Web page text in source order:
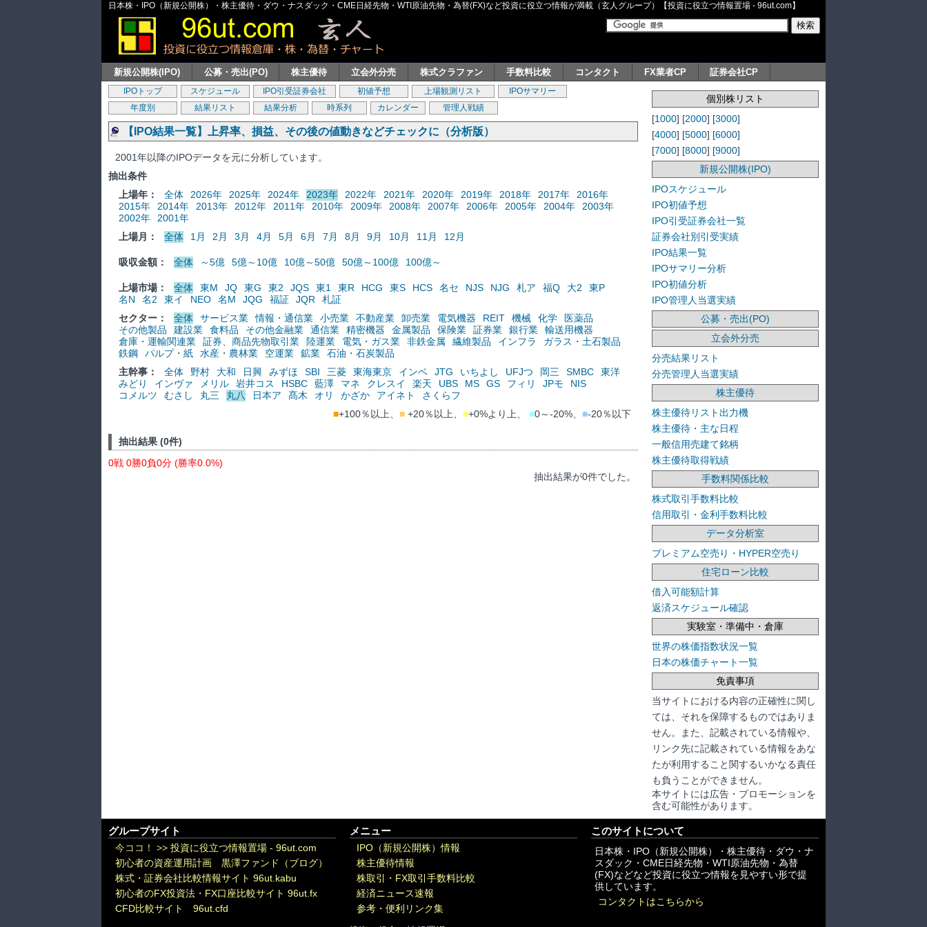
日本株・IPO（新規公開株）・株主優待・ダウ・ナスダック・CME日経先物・WTI原油先物・為替(FX)など投資に役立つ情報が満載（玄人グループ）【投資に役立つ情報置場 - 96ut.com】
新規公開株(IPO) 公募・売出(PO) 株主優待 立会外分売 株式クラファン 手数料比較 コンタクト FX業者CP 証券会社CP
IPOトップ スケジュール IPO引受証券会社 初値予想 上場観測リスト
IPOサマリー
年度別
結果リスト 結果分析 時系列 カレンダー 管理人戦績
【IPO結果一覧】上昇率、損益、その後の値動きなどチェックに（分析版）
2001年以降のIPOデータを元に分析しています。
抽出条件
上場年：
全体 2026年 2025年 2024年 2023年 2022年 2021年 2020年 2019年 2018年 2017年
2016年
2015年
2014年 2013年 2012年 2011年 2010年 2009年 2008年 2007年 2006年 2005年 2004年
2003年
2002年
2001年
上場月：
全体 1月 2月 3月 4月 5月 6月 7月 8月 9月 10月 11月 12月
吸収金額： 全体 ～5億 5億～10億 10億～50億 50億～100億 100億～
上場市場： 全体 東M JQ 東G 東2 JQS 東1 東R HCG 東S HCS 名セ NJS NJG 札ア 福Q 大2
東P
名N
名2 東イ NEO 名M JQG 福証 JQR
札証
セクター：
全体 サービス業 情報・通信業 小売業 不動産業 卸売業 電気機器 REIT 機械 化学
医薬品
その他製品
建設業 食料品 その他金融業 通信業 精密機器 金属製品 保険業 証券業 銀行業
輸送用機器
倉庫・運輸関連業
証券、商品先物取引業 陸運業 電気・ガス業 非鉄金属 繊維製品 インフラ
ガラス・土石製品
鉄鋼
パルプ・紙 水産・農林業 空運業 鉱業
石油・石炭製品
主幹事：
全体 野村 大和 日興 みずほ SBI 三菱 東海東京 インベ JTG いちよし UFJつ 岡三 SMBC
東洋
みどり
インヴァ メリル 岩井コス HSBC 藍澤 マネ クレスイ 楽天 UBS MS GS フィリ JPモ
NIS
コメルツ
むさし 丸三 丸八 日本ア 髙木 オリ かざか アイネト
さくらフ
■+100％以上、 ■+20％以上、 ■+0%より上、 ■0～-20%、 ■-20％以下
抽出結果 (0件)
0戦 0勝0負0分 (勝率0.0%)
抽出結果が0件でした。
個別株リスト
[1000] [2000] [3000]
[4000] [5000] [6000]
[7000] [8000] [9000]
新規公開株(IPO)
IPOスケジュール
IPO初値予想
IPO引受証券会社一覧
証券会社別引受実績
IPO結果一覧
IPOサマリー分析
IPO初値分析
IPO管理人当選実績
公募・売出(PO)
立会外分売
分売結果リスト
分売管理人当選実績
株主優待
株主優待リスト出力機
株主優待・主な日程
一般信用売建て銘柄
株主優待取得戦績
手数料関係比較
株式取引手数料比較
信用取引・金利手数料比較
データ分析室
プレミアム空売り・HYPER空売り
住宅ローン比較
借入可能額計算
返済スケジュール確認
実験室・準備中・倉庫
世界の株価指数状況一覧
日本の株価チャート一覧
免責事項
当サイトにおける内容の正確性に関し
ては、それを保障するものではありま
せん。また、記載されている情報や、
リンク先に記載されている情報をあな
たが利用すること関するいかなる責任
も負うことができません。
本サイトには広告・プロモーションを
含む可能性があります。
グループサイト
今ココ！ >> 投資に役立つ情報置場 - 96ut.com
初心者の資産運用計画 黒澤ファンド（ブログ）
株式・証券会社比較情報サイト 96ut.kabu
初心者のFX投資法・FX口座比較サイト 96ut.fx
CFD比較サイト 96ut.cfd
メニュー
IPO（新規公開株）情報
株主優待情報
株取引・FX取引手数料比較
経済ニュース速報
参考・便利リンク集
このサイトについて
日本株・IPO（新規公開株）・株主優待・ダウ・ナ
スダック・CME日経先物・WTI原油先物・為替
(FX)などなど投資に役立つ情報を見やすい形で提
供しています。
コンタクトはこちらから